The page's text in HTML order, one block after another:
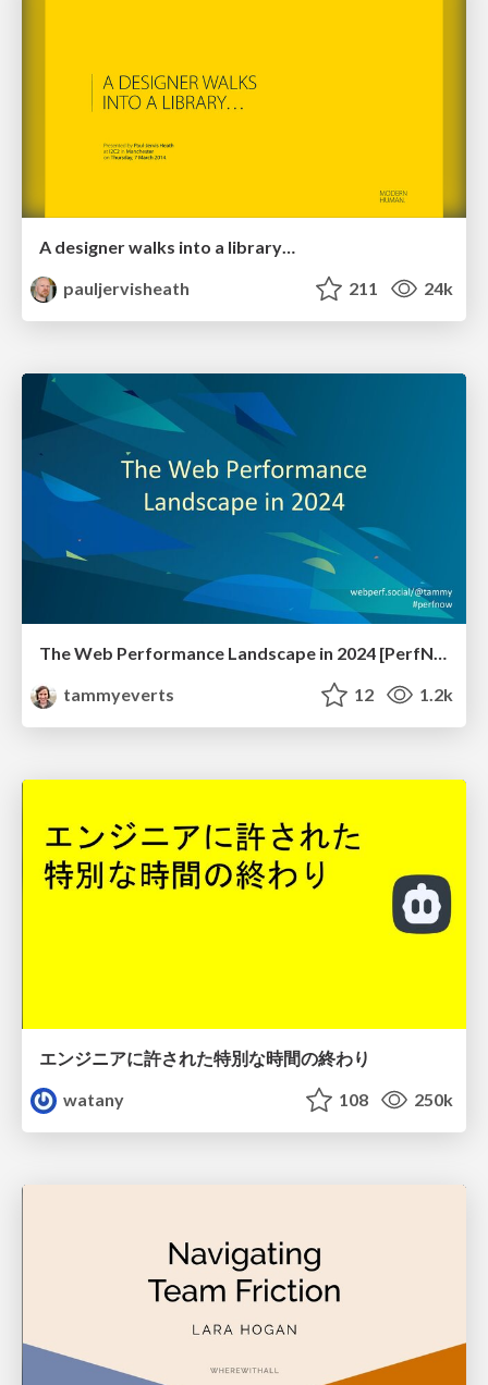
A designer walks into a library…
pauljervisheath
211 24k
tammyeverts
12 1.2k
エンジニアに許された特別な時間の終わり
watany
108 250k